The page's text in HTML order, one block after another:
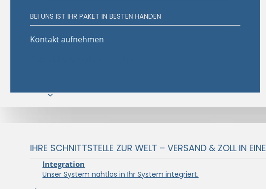
BEI UNS IST IHR PAKET IN BESTEN HÄNDEN
Kontakt aufnehmen
E-Commerce
IHRE SCHNITTSTELLE ZUR WELT – VERSAND & ZOLL IN
Integration
Unser System nahtlos in Ihr System integriert.